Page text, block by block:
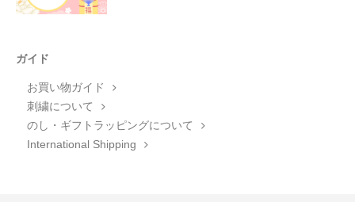
ガイド
お買い物ガイド
刺繍について
のし・ギフトラッピングについて
International Shipping